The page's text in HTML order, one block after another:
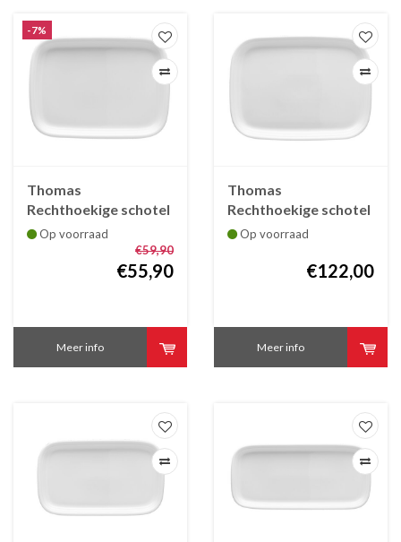
-7%
Thomas
Rechthoekige schotel
Trend wit 28 cm
Op voorraad
€59,90
€55,90
Meer info
Thomas
Rechthoekige schotel
Trend wit 38 cm
Op voorraad
€122,00
Meer info